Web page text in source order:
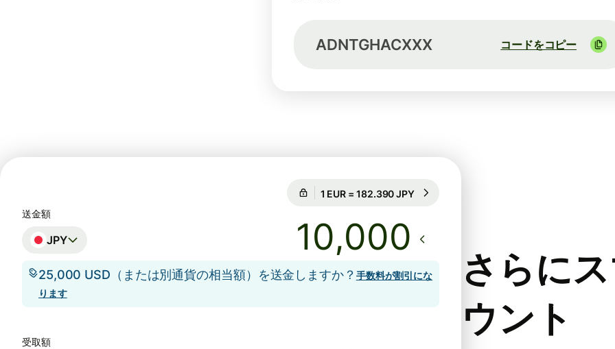
ADNTGHACXXX コードをコピー
さらに
ウント
50時間のレート保証
送金額
JPY
25,000 USD（または別通貨の相当額）を送金しますか？ 手数料が割引にな
ります
受取額